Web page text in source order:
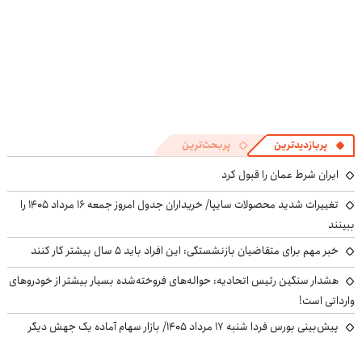
پربازدیدترین پربحث‌ترین
ایران شرط عمان را قبول کرد
تغییرات شدید محصولات سایپا/ خریداران جدول امروز جمعه ۱۶ مرداد ۱۴۰۵ را
ببینند
خبر مهم برای متقاضیان بازنشستگی: این افراد باید ۵ سال بیشتر کار کنند
هشدار سنگین رئیس اتحادیه: حواله‌های فروخته‌شده بسیار بیشتر از خودروهای
وارداتی است!
پیش‌بینی بورس فردا شنبه ۱۷ مرداد ۱۴۰۵/ بازار سهام آماده یک جهش دیگر